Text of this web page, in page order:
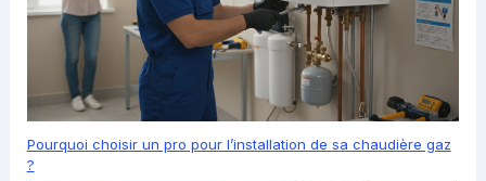
Pourquoi choisir un pro pour l’installation de sa chaudière gaz
?